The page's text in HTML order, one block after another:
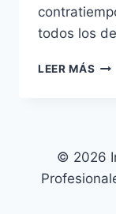
todos los
LEER MÁS
© 2026